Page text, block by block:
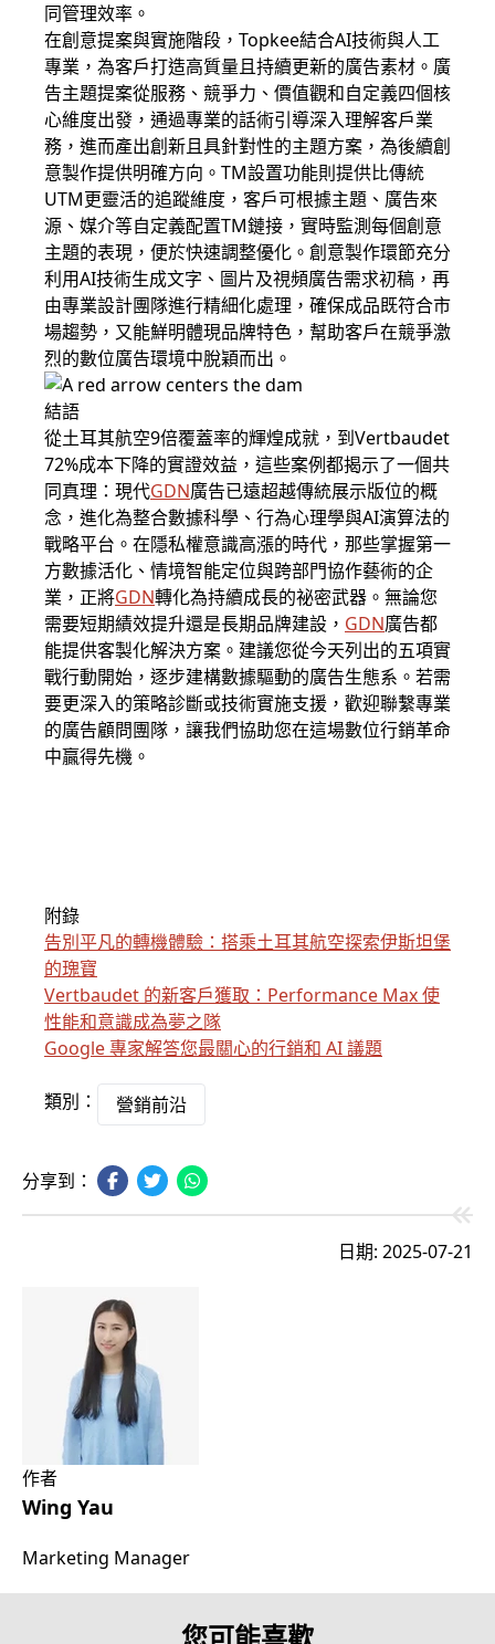
同管理效率。
在創意提案與實施階段，Topkee結合AI技術與人工
專業，為客戶打造高質量且持續更新的廣告素材。廣
告主題提案從服務、競爭力、價值觀和自定義四個核
心維度出發，通過專業的話術引導深入理解客戶業
務，進而產出創新且具針對性的主題方案，為後續創
意製作提供明確方向。TM設置功能則提供比傳統
UTM更靈活的追蹤維度，客戶可根據主題、廣告來
源、媒介等自定義配置TM鏈接，實時監測每個創意
主題的表現，便於快速調整優化。創意製作環節充分
利用AI技術生成文字、圖片及視頻廣告需求初稿，再
由專業設計團隊進行精細化處理，確保成品既符合市
場趨勢，又能鮮明體現品牌特色，幫助客戶在競爭激
烈的數位廣告環境中脫穎而出。
結語
從土耳其航空9倍覆蓋率的輝煌成就，到Vertbaudet
72%成本下降的實證效益，這些案例都揭示了一個共
同真理：現代GDN廣告已遠超越傳統展示版位的概
念，進化為整合數據科學、行為心理學與AI演算法的
戰略平台。在隱私權意識高漲的時代，那些掌握第一
方數據活化、情境智能定位與跨部門協作藝術的企
業，正將GDN轉化為持續成長的祕密武器。無論您
需要短期績效提升還是長期品牌建設， GDN廣告都
能提供客製化解決方案。建議您從今天列出的五項實
戰行動開始，逐步建構數據驅動的廣告生態系。若需
要更深入的策略診斷或技術實施支援，歡迎聯繫專業
的廣告顧問團隊，讓我們協助您在這場數位行銷革命
中贏得先機。
附錄
告別平凡的轉機體驗：搭乘土耳其航空探索伊斯坦堡
的瑰寶
Vertbaudet 的新客戶獲取：Performance Max 使
性能和意識成為夢之隊
Google 專家解答您最關心的行銷和 AI 議題
類別： 營銷前沿
分享到：
日期: 2025-07-21
作者
Wing Yau
Marketing Manager